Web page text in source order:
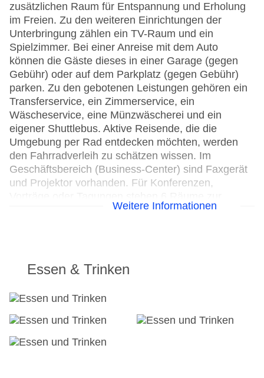
zusätzlichen Raum für Entspannung und Erholung
im Freien. Zu den weiteren Einrichtungen der
Unterbringung zählen ein TV-Raum und ein
Spielzimmer. Bei einer Anreise mit dem Auto
können die Gäste dieses in einer Garage (gegen
Gebühr) oder auf dem Parkplatz (gegen Gebühr)
parken. Zu den gebotenen Leistungen gehören ein
Transferservice, ein Zimmerservice, ein
Wäscheservice, eine Münzwäscherei und ein
eigener Shuttlebus. Aktive Reisende, die die
Umgebung per Rad entdecken möchten, werden
den Fahrradverleih zu schätzen wissen. Im
Geschäftsbereich (Business-Center) sind Faxgerät
und Projektor vorhanden. Für Konferenzen,
Check-in von: 15:00:00
Check-out bis: 12:00:00
Garage: gegen Gebühr
Garten: ohne Gebühr
Hotelsafe
Weitere Informationen
Essen & Trinken